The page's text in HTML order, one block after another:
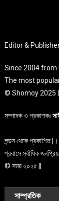
Editor &
Since 2004 from
The most
© Shomoy 2025 ||
সম্পাদক ও প্রকাশকঃ
লন্ডন থেকে প্রকাশিত |।
প্রবাসে সর্বাধিক
© সময় ২০২৫ ||
সাম্প্রতিক